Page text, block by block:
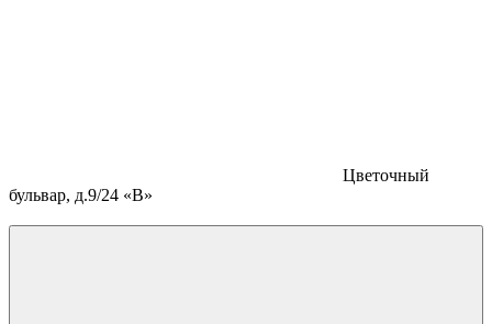
Цветочный
бульвар, д.9/24 «В»